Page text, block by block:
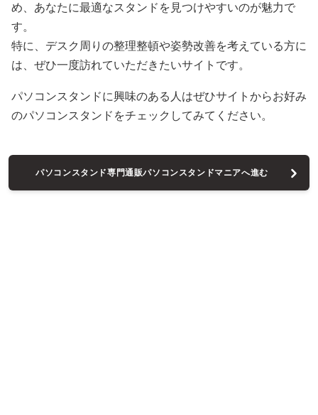
め、あなたに最適なスタンドを見つけやすいのが魅力で
す。
特に、デスク周りの整理整頓や姿勢改善を考えている方に
は、ぜひ一度訪れていただきたいサイトです。
パソコンスタンドに興味のある人はぜひサイトからお好み
のパソコンスタンドをチェックしてみてください。
パソコンスタンド専門通販パソコンスタンドマニアへ進む